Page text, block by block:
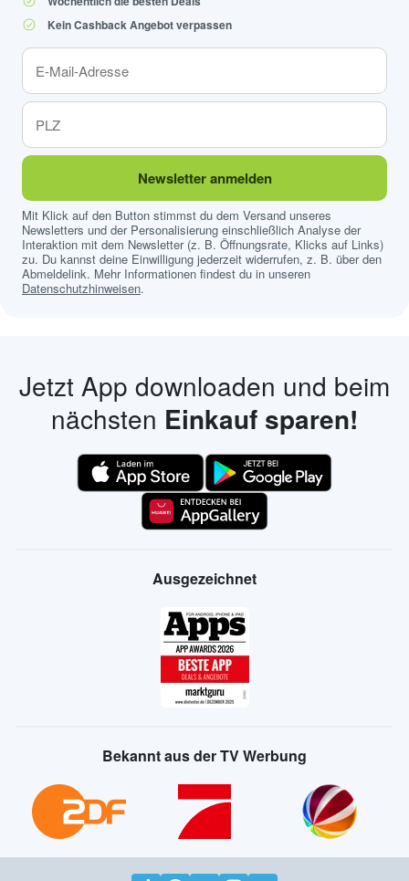
Kein Cashback Angebot verpassen
Newsletter anmelden
Mit Klick auf den Button stimmst du dem Versand unseres
Newsletters und der Personalisierung einschließlich Analyse der
Interaktion mit dem Newsletter (z. B. Öffnungsrate, Klicks auf Links)
zu. Du kannst deine Einwilligung jederzeit widerrufen, z. B. über den
Abmeldelink. Mehr Informationen findest du in unseren
Datenschutzhinweisen.
Jetzt App downloaden und beim
nächsten Einkauf sparen!
Ausgezeichnet
Bekannt aus der TV Werbung